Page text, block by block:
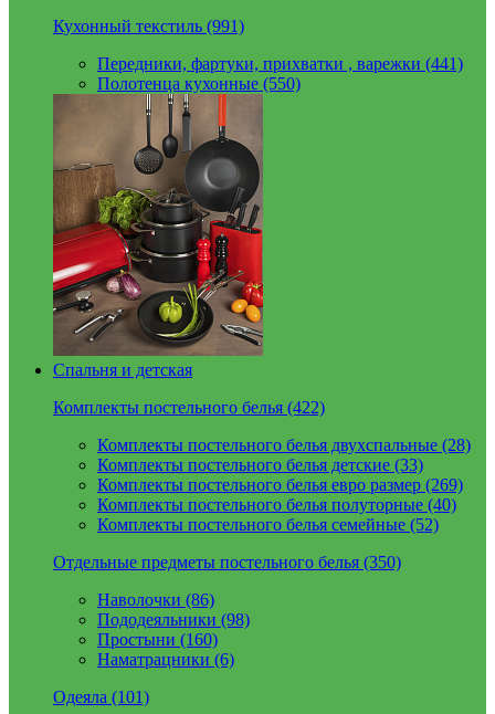
Кухонный текстиль (991)
Передники, фартуки, прихватки , варежки (441)
Полотенца кухонные (550)
Спальня и детская
Комплекты постельного белья (422)
Комплекты постельного белья двухспальные (28)
Комплекты постельного белья детские (33)
Комплекты постельного белья евро размер (269)
Комплекты постельного белья полуторные (40)
Комплекты постельного белья семейные (52)
Отдельные предметы постельного белья (350)
Наволочки (86)
Пододеяльники (98)
Простыни (160)
Наматрацники (6)
Одеяла (101)